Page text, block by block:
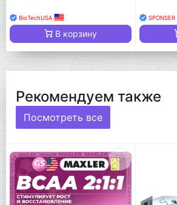
BioTechUSA
В корзину
SPONSER
Рекомендуем также
Посмотреть все